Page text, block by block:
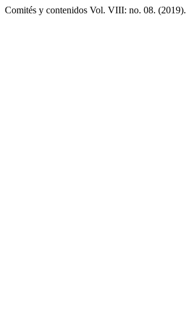
Comités y contenidos Vol. VIII: no. 08. (2019).